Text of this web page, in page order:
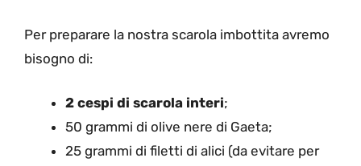
Per preparare la nostra scarola imbottita avremo
bisogno di:
2 cespi di scarola interi;
50 grammi di olive nere di Gaeta;
25 grammi di filetti di alici (da evitare per